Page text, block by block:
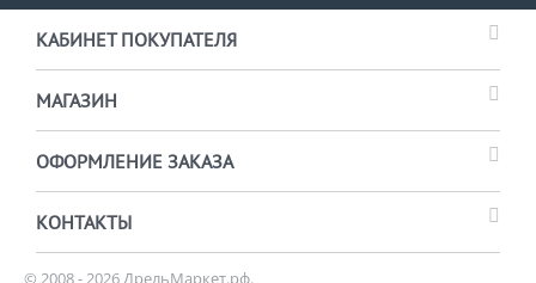
КАБИНЕТ ПОКУПАТЕЛЯ
МАГАЗИН
ОФОРМЛЕНИЕ ЗАКАЗА
КОНТАКТЫ
© 2008 - 2026 ДрельМаркет.рф.